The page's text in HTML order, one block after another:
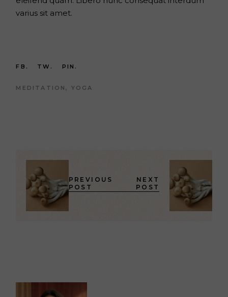
varius sit amet.
FB. TW. PIN.
MEDITATION YOGA
PREVIOUS
POST
NEXT
POST